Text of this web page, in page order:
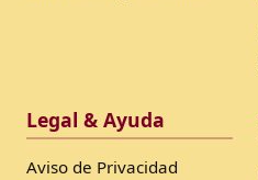
Legal & Ayuda
Aviso de Privacidad